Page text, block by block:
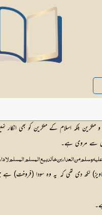
بلکہ اسلام کے منکرین کو بھی
سے مروی ہے۔
و سلم من العداء بن خالد بیع المسلم المسلم لا داء
لکھ دی تھی کہ یہ وہ سودا